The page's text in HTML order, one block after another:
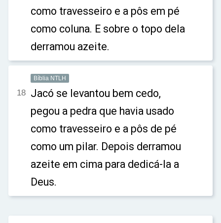
como travesseiro e a pôs em pé
como coluna. E sobre o topo dela
derramou azeite.
Bíblia NTLH
18 Jacó se levantou bem cedo,
pegou a pedra que havia usado
como travesseiro e a pôs de pé
como um pilar. Depois derramou
azeite em cima para dedicá-la a
Deus.